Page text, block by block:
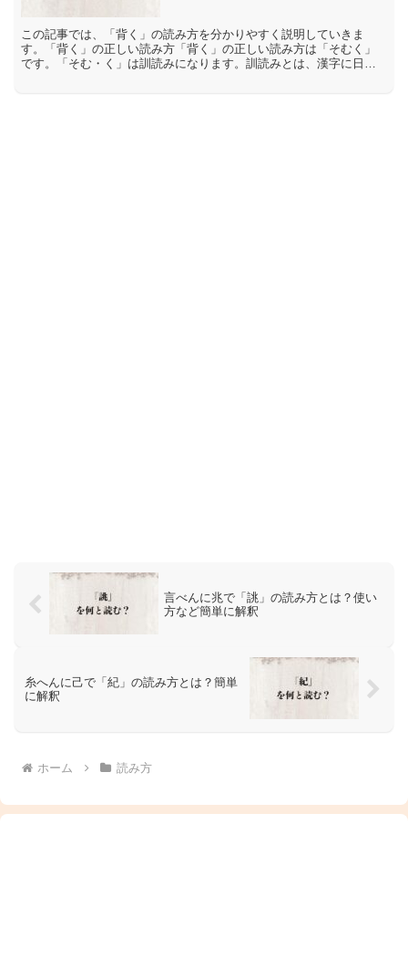
この記事では、「背く」の読み方を分かりやすく説明していきま
す。「背く」の正しい読み方「背く」の正しい読み方は「そむく」
です。「そむ・く」は訓読みになります。訓読みとは、漢字に日本
言べんに兆で「誂」の読み方とは？使い
方など簡単に解釈
糸へんに己で「紀」の読み方とは？簡単
に解釈
ホーム 読み方